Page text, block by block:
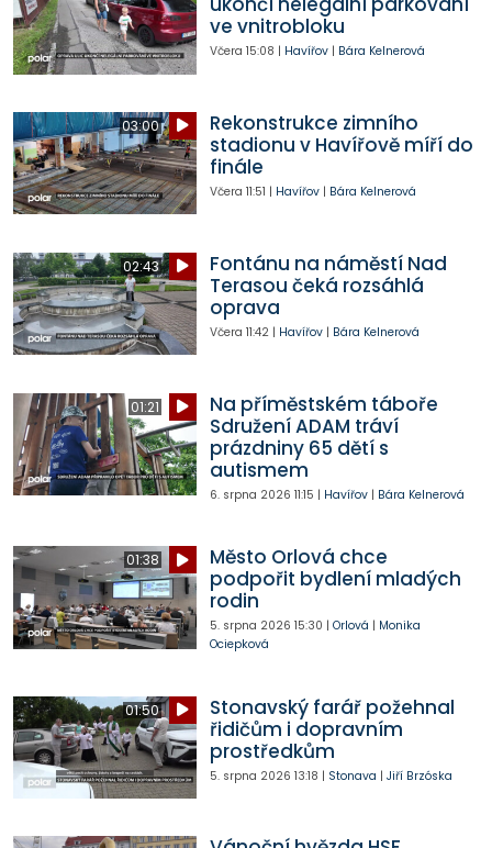
ve vnitrobloku
Včera 15:08 | Havířov| Bára Kelnerová
03:00
Rekonstrukce zimního
stadionu v Havířově míří do
finále
Včera 11:51 | Havířov| Bára Kelnerová
02:43
Fontánu na náměstí Nad
Terasou čeká rozsáhlá
oprava
Včera 11:42| Havířov| Bára Kelnerová
01:21
Na příměstském táboře
Sdružení ADAM tráví
prázdniny 65 dětí s
autismem
6. srpna 2026 11:15 | Havířov| Bára Kelnerová
01:38
Město Orlová chce
podpořit bydlení mladých
rodin
5. srpna 2026 15:30 | Orlová | Monika
Ociepková
01:50
Stonavský farář požehnal
řidičům i dopravním
prostředkům
5. srpna 2026 13:18 | Stonava | Jiří Brzóska